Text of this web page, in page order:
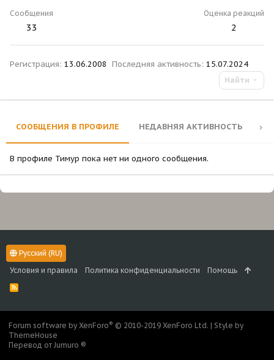
Сообщения
33
Оценка реакций
2
Регистрация 13.06.2008 Последняя активность 15.07.2024
Найти
СООБЩЕНИЯ В ПРОФИЛЕ НЕДАВНЯЯ АКТИВНОСТЬ
В профиле Тимур пока нет ни одного сообщения.
Русский (RU)
Условия и правила
Политика конфиденциальности Помощь
R
S
Forum software by XenForo® © 2010-2019 XenForo Ltd. | Style by
ThemeHouse
Перевод от Jumuro ®